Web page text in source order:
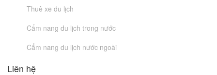
Thuê xe du lịch
Cẩm nang du lịch trong nước
Cẩm nang du lịch nước ngoài
Liên hệ